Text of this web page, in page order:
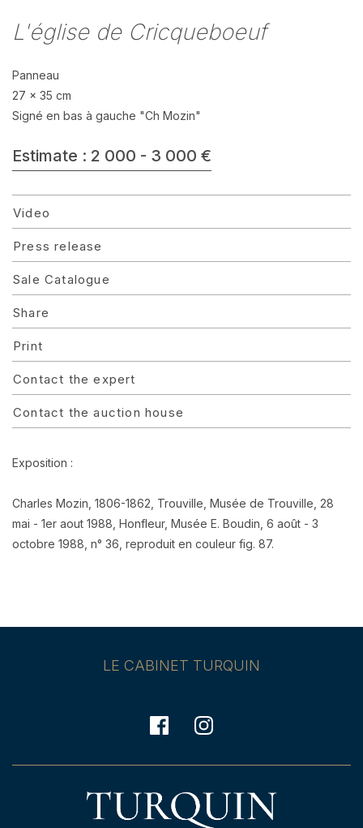
L'église de Cricqueboeuf
Panneau
27 x 35 cm
Signé en bas à gauche "Ch Mozin"
Estimate : 2 000 - 3 000 €
Video
Press release
Sale Catalogue
Share
Print
Contact the expert
Contact the auction house
Exposition :
Charles Mozin, 1806-1862, Trouville, Musée de Trouville, 28
mai - 1er aout 1988, Honfleur, Musée E. Boudin, 6 août - 3
octobre 1988, n° 36, reproduit en couleur fig. 87.
LE CABINET TURQUIN